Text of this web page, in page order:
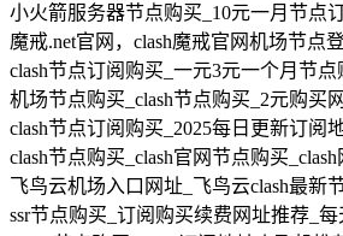
小火箭服务器节点购买_10元一月节点
魔戒.net官网，clash魔戒官网机场节点
clash节点订阅购买_一元3元一个月节点
机场节点购买_clash节点购买_2元购买
clash节点订阅购买_2025每日更新订阅
clash节点购买_clash官网节点购买_clash
飞鸟云机场入口网址_飞鸟云clash最新
ssr节点购买_订阅购买续费网址推荐_每